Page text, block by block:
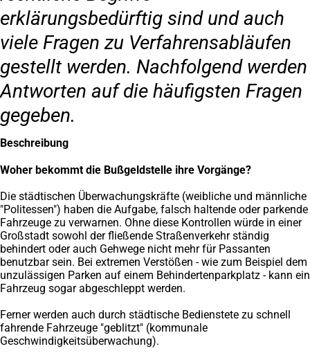
erklärungsbedürftig sind und auch
viele Fragen zu Verfahrensabläufen
gestellt werden. Nachfolgend werden
Antworten auf die häufigsten Fragen
gegeben.
Beschreibung
Woher bekommt die Bußgeldstelle ihre Vorgänge?
Die städtischen Überwachungskräfte (weibliche und männliche
"Politessen") haben die Aufgabe, falsch haltende oder parkende
Fahrzeuge zu verwarnen. Ohne diese Kontrollen würde in einer
Großstadt sowohl der fließende Straßenverkehr ständig
behindert oder auch Gehwege nicht mehr für Passanten
benutzbar sein. Bei extremen Verstößen - wie zum Beispiel dem
unzulässigen Parken auf einem Behindertenparkplatz - kann ein
Fahrzeug sogar abgeschleppt werden.
Ferner werden auch durch städtische Bedienstete zu schnell
fahrende Fahrzeuge "geblitzt" (kommunale
Geschwindigkeitsüberwachung).